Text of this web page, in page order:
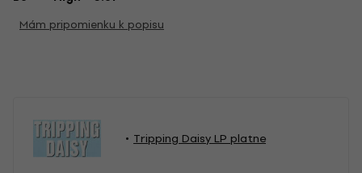
Mám pripomienku k popisu
Tripping Daisy LP platne